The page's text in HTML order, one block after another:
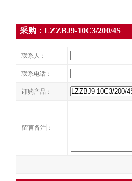
采购：LZZBJ9-10C3/200/4S
联系人：
联系电话：
订购产品：
留言备注 ：